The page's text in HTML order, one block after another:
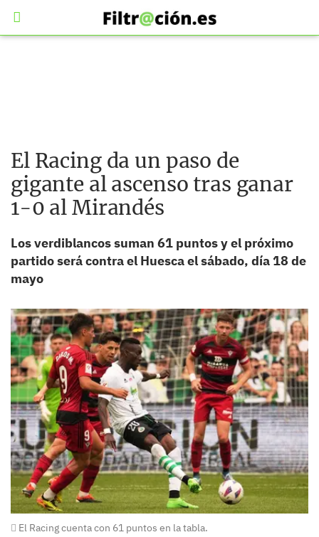
El Racing da un paso de
gigante al ascenso tras ganar
1-0 al Mirandés
Los verdiblancos suman 61 puntos y el próximo
partido será contra el Huesca el sábado, día 18 de
mayo
El Racing cuenta con 61 puntos en la tabla.